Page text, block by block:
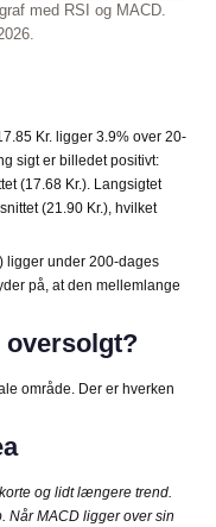
med RSI og MACD.
Kr. ligger 3.9% over 20-
sigt er billedet positivt:
(17.68 Kr.). Langsigtet
(21.90 Kr.), hvilket
ligger under 200-dages
på, at den mellemlange
oversolgt?
område. Der er hverken
og lidt længere trend.
Når MACD ligger over sin